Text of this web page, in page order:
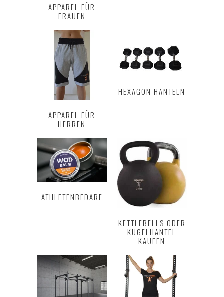
APPAREL FÜR
FRAUEN
APPAREL FÜR
HERREN
HEXAGON HANTELN
ATHLETENBEDARF
KETTLEBELLS ODER
KUGELHANTEL
KAUFEN